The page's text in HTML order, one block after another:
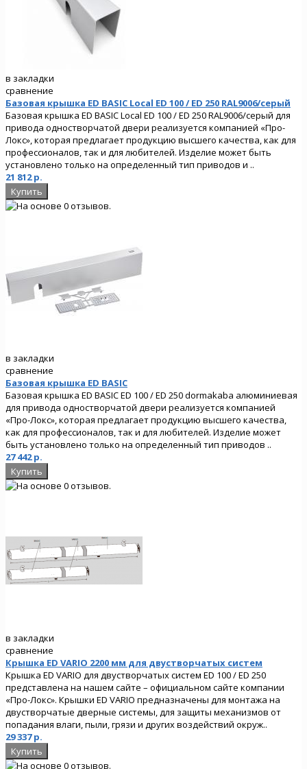
в закладки
сравнение
Базовая крышка ED BASIC Local ED 100 / ED 250 RAL9006/серый
Базовая крышка ED BASIC Local ED 100 / ED 250 RAL9006/серый для
привода одностворчатой двери реализуется компанией «Про-
Локс», которая предлагает продукцию высшего качества, как для
профессионалов, так и для любителей. Изделие может быть
установлено только на определенный тип приводов и ..
21 812 р.
в закладки
сравнение
Базовая крышка ED BASIC
Базовая крышка ED BASIC ED 100 / ED 250 dormakaba алюминиевая
для привода одностворчатой двери реализуется компанией
«Про-Локс», которая предлагает продукцию высшего качества,
как для профессионалов, так и для любителей. Изделие может
быть установлено только на определенный тип приводов ..
27 442 р.
в закладки
сравнение
Крышка ED VARIO 2200 мм для двустворчатых систем
Крышка ED VARIO для двустворчатых систем ED 100 / ED 250
представлена на нашем сайте – официальном сайте компании
«Про-Локс». Крышки ED VARIO предназначены для монтажа на
двустворчатые дверные системы, для защиты механизмов от
попадания влаги, пыли, грязи и других воздействий окруж..
29 337 р.